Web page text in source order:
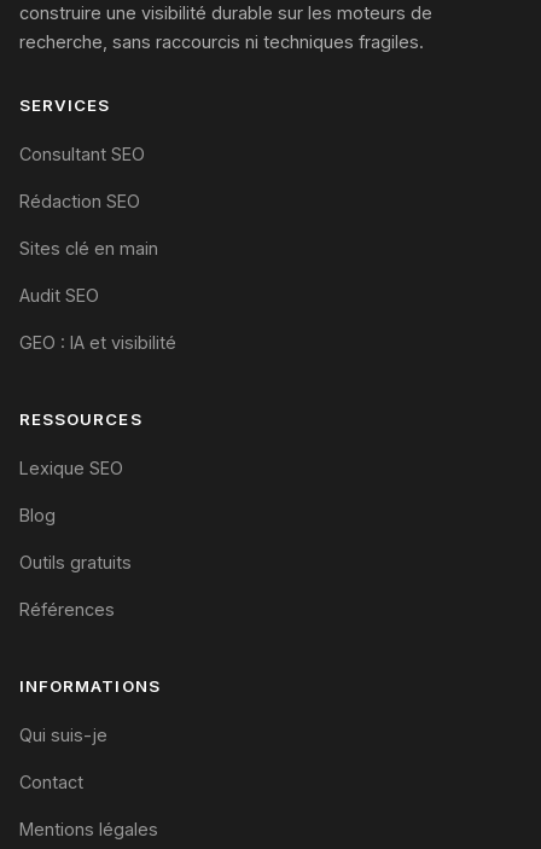
construire une visibilité durable sur les moteurs de
recherche, sans raccourcis ni techniques fragiles.
SERVICES
Consultant SEO
Rédaction SEO
Sites clé en main
Audit SEO
GEO : IA et visibilité
RESSOURCES
Lexique SEO
Blog
Outils gratuits
Références
INFORMATIONS
Qui suis-je
Contact
Mentions légales